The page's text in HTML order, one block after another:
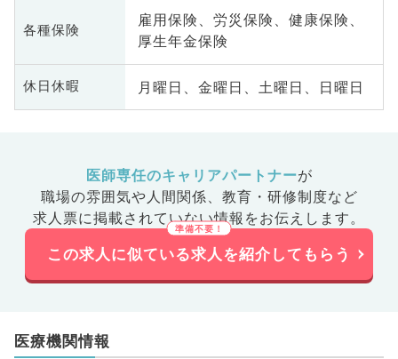
各種保険
雇用保険、労災保険、健康保険、
厚生年金保険
休日休暇 月曜日、金曜日、土曜日、日曜日
医師専任のキャリアパートナーが
職場の雰囲気や人間関係、 教育・研修制度など
求人票に掲載されていない情報をお伝えします。
この求人に似ている求人を紹介してもらう
医療機関情報